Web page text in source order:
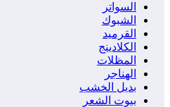
السواتر
الشبوك
القرميد
الكلادينج
المظلات
الهناجر
بديل الخشب
بيوت الشعر